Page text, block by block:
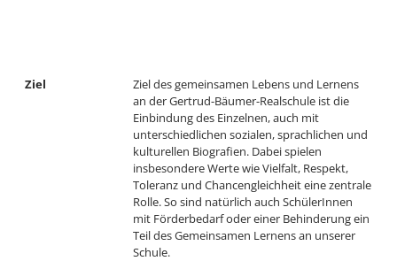
Ziel
Ziel des gemeinsamen Lebens und Lernens
an der Gertrud-Bäumer-Realschule ist die
Einbindung des Einzelnen, auch mit
unterschiedlichen sozialen, sprachlichen und
kulturellen Biografien. Dabei spielen
insbesondere Werte wie Vielfalt, Respekt,
Toleranz und Chancengleichheit eine zentrale
Rolle. So sind natürlich auch SchülerInnen
mit Förderbedarf oder einer Behinderung ein
Teil des Gemeinsamen Lernens an unserer
Schule.